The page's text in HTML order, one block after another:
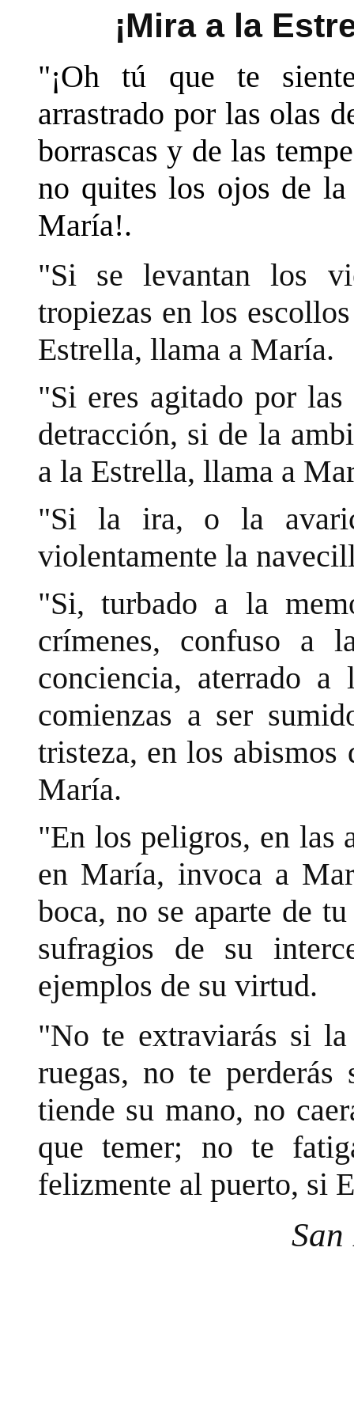
¡Mira a la
"¡Oh tú que te
arrastrado por las olas
borrascas y de las
no quites los ojos de
María!.
"Si se levantan los
tropiezas en los
Estrella, llama a María.
"Si eres agitado por
detracción, si de la
a la Estrella, llama a
"Si la ira, o la
violentamente la
"Si, turbado a la
crímenes, confuso a
conciencia, aterrado
comienzas a ser
tristeza, en los abismos
María.
"En los peligros, en las
en María, invoca a
boca, no se aparte de
sufragios de su
ejemplos de su virtud.
"No te extraviarás si la
ruegas, no te
tiende su mano, no
que temer; no te
felizmente al puerto, si